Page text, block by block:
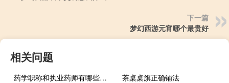
下一篇
梦幻西游元宵哪个最贵好
相关问题
药学职称和执业药师有哪些区别
茶桌桌旗正确铺法